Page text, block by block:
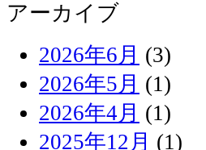
アーカイブ
2026年6月 (3)
2026年5月 (1)
2026年4月 (1)
2025年12月 (1)